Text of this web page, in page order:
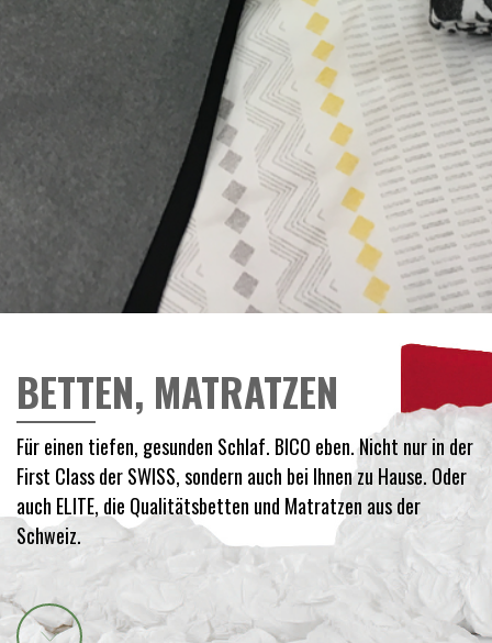
BETTEN, MATRATZEN
Für einen tiefen, gesunden Schlaf. BICO eben. Nicht nur in der
First Class der SWISS, sondern auch bei Ihnen zu Hause. Oder
auch ELITE, die Qualitätsbetten und Matratzen aus der
Schweiz.